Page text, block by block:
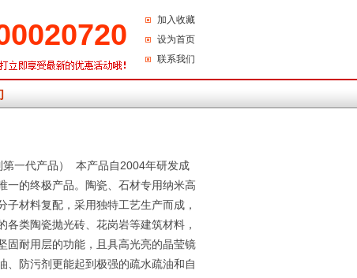
加入收藏
设为首页
联系我们
第一代产品） 本产品自2004年研发成
一的终极产品。陶瓷、石材专用纳米高
材料复配，采用独特工艺生产而成，
类陶瓷抛光砖、花岗岩等建筑材料，
固耐用层的功能，且具高光亮的晶莹镜
、防污剂更能起到极强的疏水疏油和自